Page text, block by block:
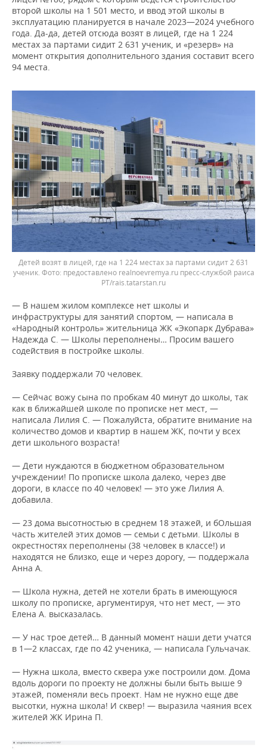
второй школы на 1 501 место, и ввод этой школы в
эксплуатацию планируется в начале 2023—2024 учебного
года. Да-да, детей отсюда возят в лицей, где на 1 224
местах за партами сидит 2 631 ученик, и «резерв» на
момент открытия дополнительного здания составит всего
94 места.
Детей возят в лицей, где на 1 224 местах за партами сидит 2 631
ученик.
предоставлено realnoevremya.ru пресс-службой раиса
РТ/rais.tatarstan.ru
— В нашем жилом комплексе нет школы и
инфраструктуры для занятий спортом, — написала в
«Народный контроль» жительница ЖК «Экопарк Дубрава»
Надежда С. — Школы переполнены… Просим вашего
содействия в постройке школы.
Заявку поддержали 70 человек.
— Сейчас вожу сына по пробкам 40 минут до школы, так
как в ближайшей школе по прописке нет мест, —
написала Лилия С. — Пожалуйста, обратите внимание на
количество домов и квартир в нашем ЖК, почти у всех
дети школьного возраста!
— Дети нуждаются в бюджетном образовательном
учреждении! По прописке школа далеко, через две
дороги, в классе по 40 человек! — это уже Лилия А.
добавила.
— 23 дома высотностью в среднем 18 этажей, и бОльшая
часть жителей этих домов — семьи с детьми. Школы в
окрестностях переполнены (38 человек в классе!) и
находятся не близко, еще и через дорогу, — поддержала
Анна А.
— Школа нужна, детей не хотели брать в имеющуюся
школу по прописке, аргументируя, что нет мест, — это
Елена А. высказалась.
— У нас трое детей… В данный момент наши дети учатся
в 1—2 классах, где по 42 ученика, — написала Гульчачак.
— Нужна школа, вместо сквера уже построили дом. Дома
вдоль дороги по проекту не должны были быть выше 9
этажей, поменяли весь проект. Нам не нужно еще две
высотки, нужна школа! И сквер! — выразила чаяния всех
жителей ЖК Ирина П.